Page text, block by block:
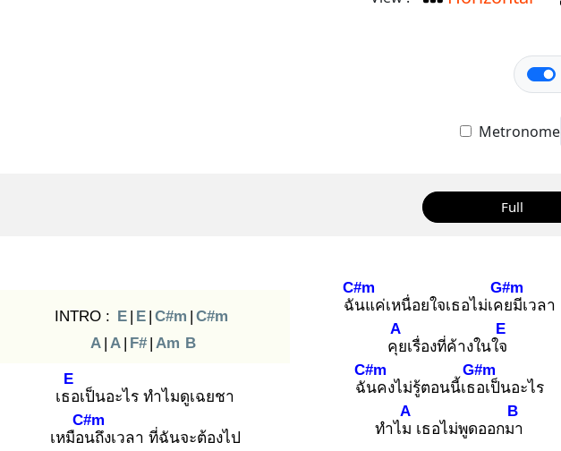
Metronome
Full
INTRO : E | E | C#m | C#m
A | A | F# | Am B
เธอ
E
เป็นอะไร ทำไมดูเฉยชา
เหมือน
C#m
ถึงเวลา ที่ฉันจะต้องไป
ฉัน
C#m
แค่เหนื่อยใจเธอไม่เคย
G#m
มีเวลา
คุย
A
เรื่องที่ค้างในใจ
E
ฉัน
C#m
คงไม่รู้ตอนนี้เธอ
G#m
เป็นอะไร
ทำไม
A
เธอไม่พูดออกมา
B